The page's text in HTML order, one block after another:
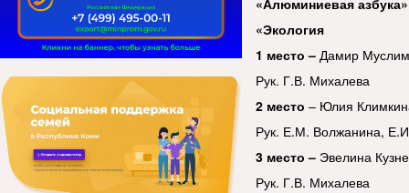
«Экология
1 место – Дамир
Рук. Г.В. Михалева
2 место – Юлия
Рук. Е.М. Волжанина,
3 место – Эвелина
Рук. Г.В. Михалева